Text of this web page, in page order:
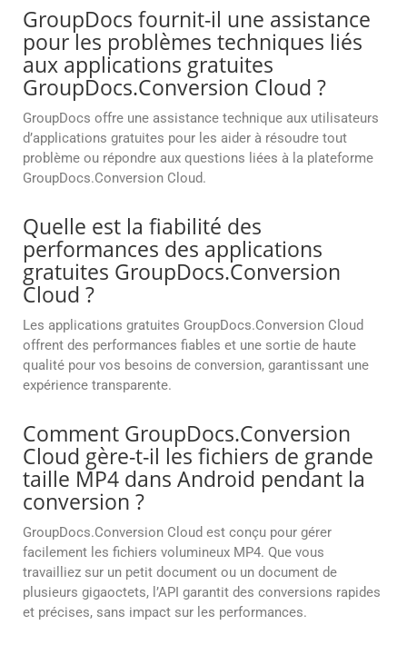
GroupDocs fournit-il une assistance
pour les problèmes techniques liés
aux applications gratuites
GroupDocs.Conversion Cloud ?
GroupDocs offre une assistance technique aux utilisateurs
d’applications gratuites pour les aider à résoudre tout
problème ou répondre aux questions liées à la plateforme
GroupDocs.Conversion Cloud.
Quelle est la fiabilité des
performances des applications
gratuites GroupDocs.Conversion
Cloud ?
Les applications gratuites GroupDocs.Conversion Cloud
offrent des performances fiables et une sortie de haute
qualité pour vos besoins de conversion, garantissant une
expérience transparente.
Comment GroupDocs.Conversion
Cloud gère-t-il les fichiers de grande
taille MP4 dans Android pendant la
conversion ?
GroupDocs.Conversion Cloud est conçu pour gérer
facilement les fichiers volumineux MP4. Que vous
travailliez sur un petit document ou un document de
plusieurs gigaoctets, l’API garantit des conversions rapides
et précises, sans impact sur les performances.